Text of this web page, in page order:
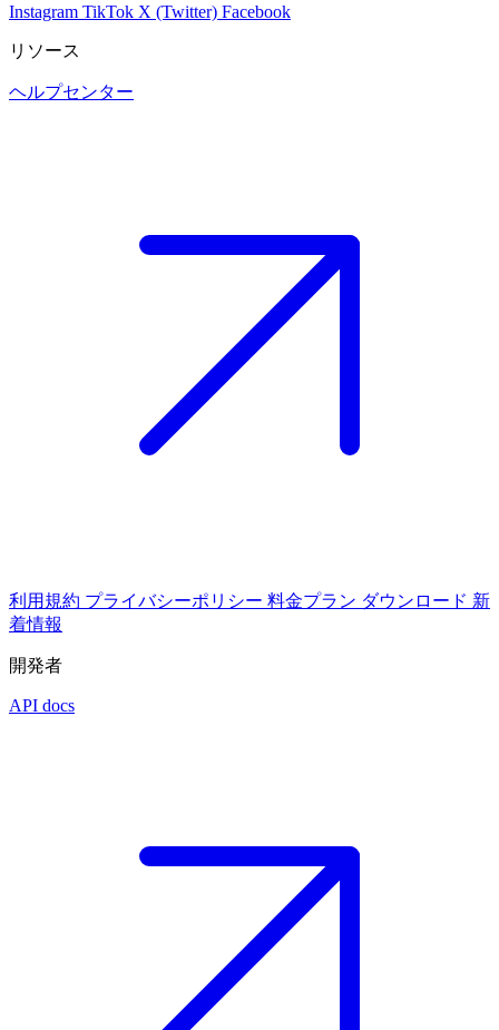
Instagram TikTok X (Twitter) Facebook
リソース
ヘルプセンター
利用規約 プライバシーポリシー 料金プラン ダウンロード 新
着情報
開発者
API docs